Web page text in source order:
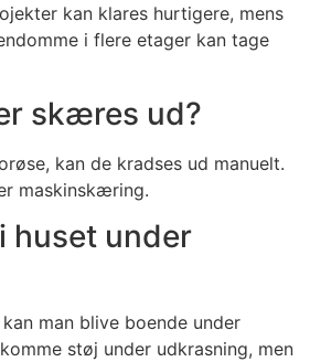
kan klares hurtigere, mens
i flere etager kan tage
skæres ud?
kan de kradses ud manuelt.
maskinskæring.
huset under
man blive boende under
støj under udkrasning, men